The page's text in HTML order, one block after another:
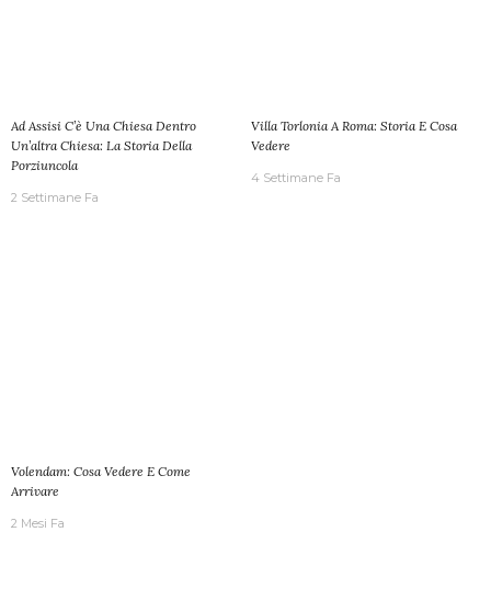
Ad Assisi C’è Una Chiesa Dentro
Un’altra Chiesa: La Storia Della
Porziuncola
2 Settimane Fa
Villa Torlonia A Roma: Storia E Cosa
Vedere
4 Settimane Fa
Volendam: Cosa Vedere E Come
Arrivare
2 Mesi Fa